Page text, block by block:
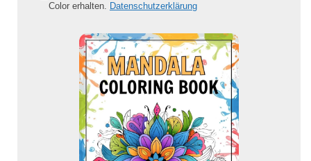
Color erhalten. Datenschutzerklärung